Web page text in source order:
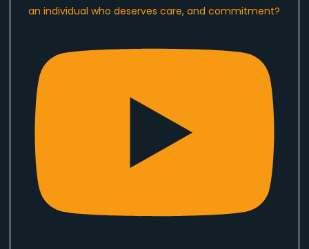
an individual who deserves care, and commitment?